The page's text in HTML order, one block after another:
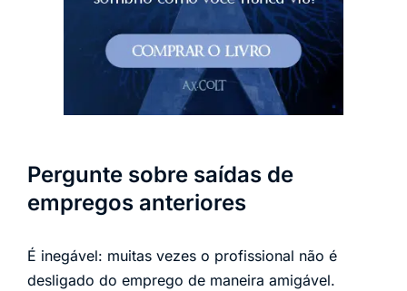
Pergunte sobre saídas de
empregos anteriores
É inegável: muitas vezes o profissional não é
desligado do emprego de maneira amigável.